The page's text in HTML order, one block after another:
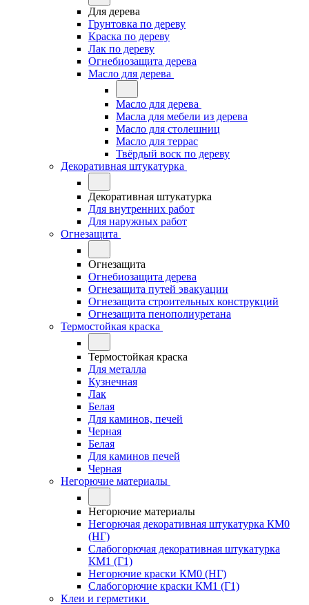
Для дерева
Грунтовка по дереву
Краска по дереву
Лак по дереву
Огнебиозащита дерева
Масло для дерева
Масло для дерева
Масла для мебели из дерева
Масло для столешниц
Масло для террас
Твёрдый воск по дереву
Декоративная штукатурка
Декоративная штукатурка
Для внутренних работ
Для наружных работ
Огнезащита
Огнезащита
Огнебиозащита дерева
Огнезащита путей эвакуации
Огнезащита строительных конструкций
Огнезащита пенополиуретана
Термостойкая краска
Термостойкая краска
Для металла
Кузнечная
Лак
Белая
Для каминов, печей
Черная
Белая
Для каминов печей
Черная
Негорючие материалы
Негорючие материалы
Негорючая декоративная штукатурка КМ0
(НГ)
Слабогорючая декоративная штукатурка
КМ1 (Г1)
Негорючие краски КМ0 (НГ)
Слабогорючие краски КМ1 (Г1)
Клеи и герметики